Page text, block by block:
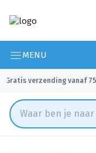
MENU
Gratis verzending vanaf